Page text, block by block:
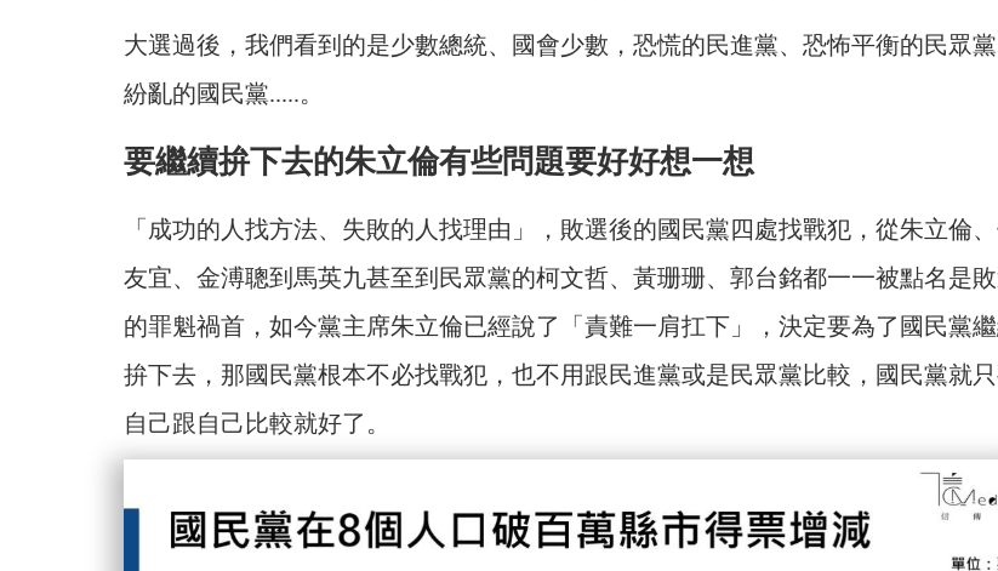
大選過後，我們看到的是少數總統、國會少數，恐慌的民進黨、恐怖平衡的民眾黨
紛亂的國民黨.....。
要繼續拚下去的朱立倫有些問題要好好想一想
「成功的人找方法、失敗的人找理由」，敗選後的國民黨四處找戰犯，從朱立倫
友宜、金溥聰到馬英九甚至到民眾黨的柯文哲、黃珊珊、郭台銘都一一被點名是
的罪魁禍首，如今黨主席朱立倫已經說了「責難一肩扛下」，決定要為了國民黨
拚下去，那國民黨根本不必找戰犯，也不用跟民進黨或是民眾黨比較，國民黨就
自己跟自己比較就好了。